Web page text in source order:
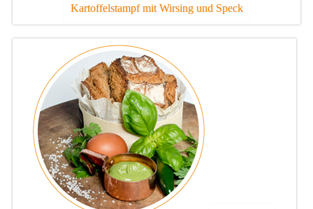
Kartoffelstampf mit Wirsing und Speck